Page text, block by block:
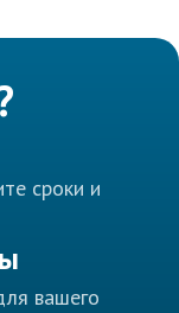
сроки и
вашего